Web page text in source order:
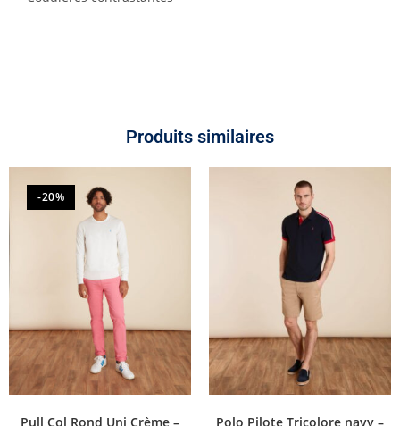
Produits similaires
-20%
Pull Col Rond Uni Crème –
Polo Pilote Tricolore navy –